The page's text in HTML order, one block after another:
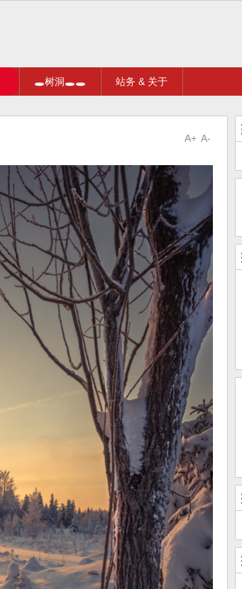
🕳树洞🕳🕳 站务 & 关于
A-
A+